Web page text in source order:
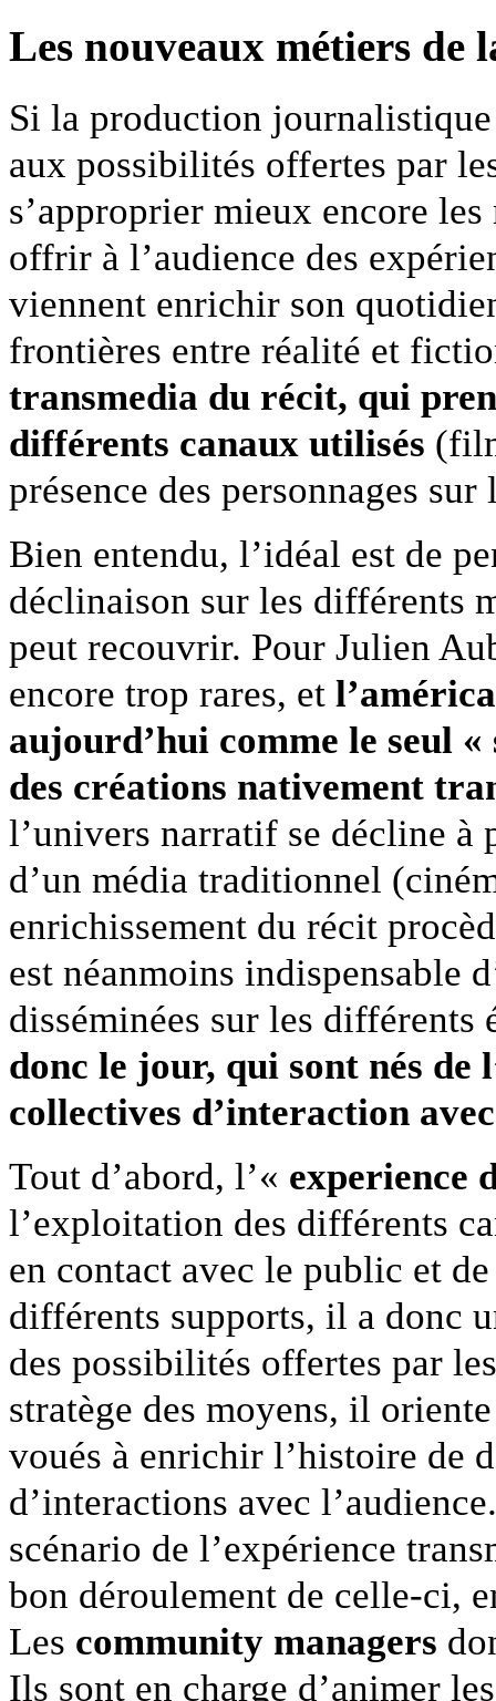
Les nouveaux métiers de
Si la production
aux possibilités offertes par
s’approprier mieux encore
offrir à l’audience des
viennent enrichir son
frontières entre réalité et
transmedia du récit, qui
différents canaux utilisés
présence des personnages
Bien entendu, l’idéal est de
déclinaison sur les différents
peut recouvrir. Pour Julien
encore trop rares, et
aujourd’hui comme le seul
des créations nativement
l’univers narratif se décline à
d’un média traditionnel
enrichissement du récit
est néanmoins indispensable
disséminées sur les différents
donc le jour, qui sont nés de
collectives d’interaction
Tout d’abord, l’« experience
l’exploitation des différents
en contact avec le public et
différents supports, il a donc
des possibilités offertes par
stratège des moyens, il
voués à enrichir l’histoire de
d’interactions avec
scénario de l’expérience
bon déroulement de celle-ci,
Les community managers
Ils sont en charge d’animer